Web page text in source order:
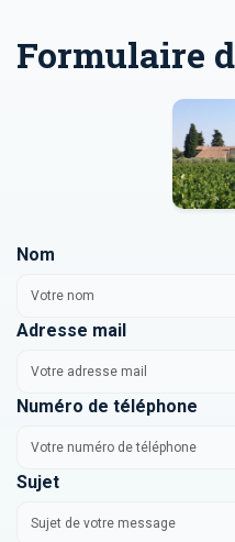
Formulaire
Nom
Adresse mail
Numéro de téléphone
Sujet